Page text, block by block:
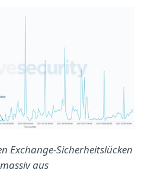
Exchange-Sicherheitslücken
massiv aus